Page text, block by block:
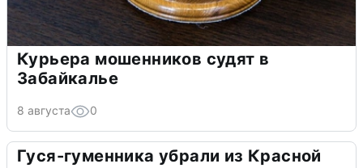
Курьера мошенников судят в
Забайкалье
8 августа 0
Гуся-гуменника убрали из Красной